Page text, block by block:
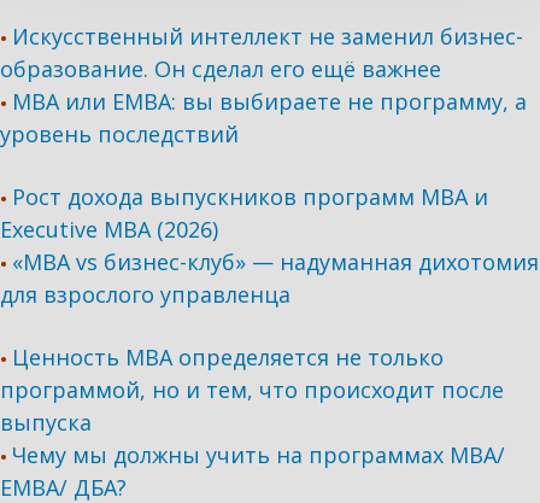
• Искусственный интеллект не заменил бизнес-
образование. Он сделал его ещё важнее
• MBA или EMBA: вы выбираете не программу, а
уровень последствий
• Рост дохода выпускников программ МВА и
Executive MBA (2026)
• «MBA vs бизнес-клуб» — надуманная дихотомия
для взрослого управленца
• Ценность MBA определяется не только
программой, но и тем, что происходит после
выпуска
• Чему мы должны учить на программах МВА/
ЕМВА/ ДБА?